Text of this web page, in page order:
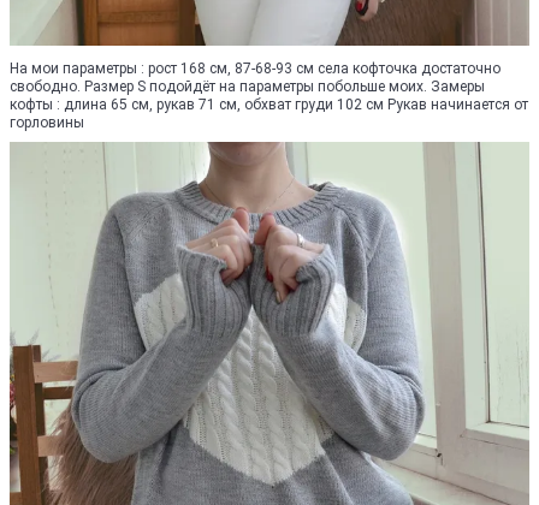
На мои параметры : рост 168 см, 87-68-93 см села кофточка достаточно
свободно. Размер S подойдёт на параметры побольше моих. Замеры
кофты : длина 65 см, рукав 71 см, обхват груди 102 см Рукав начинается от
горловины